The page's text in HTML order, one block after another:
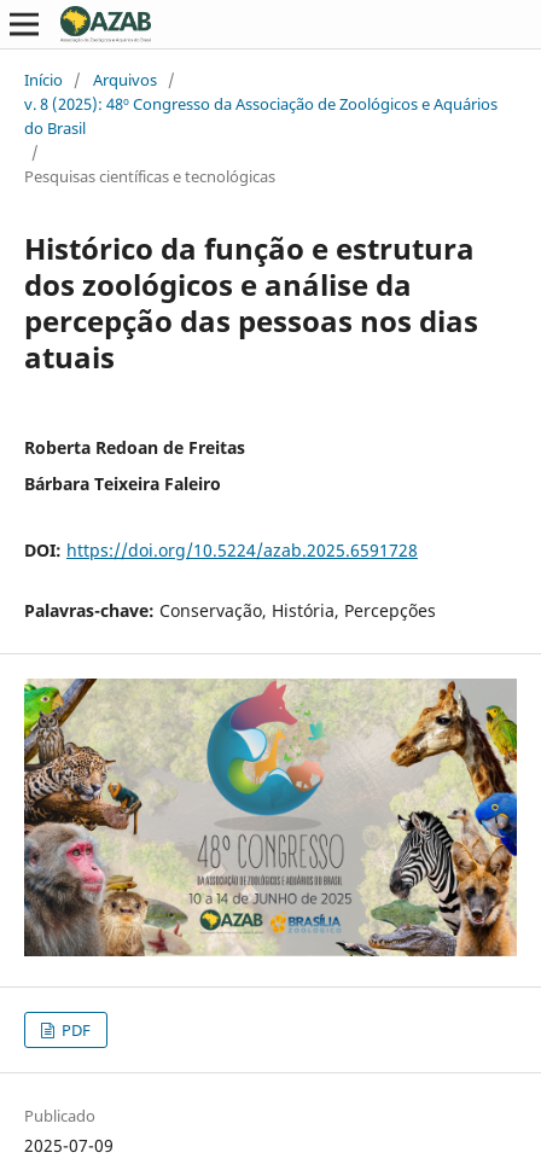
Início / Arquivos /
v. 8 (2025): 48º Congresso da Associação de Zoológicos e Aquários
do Brasil
/
Pesquisas científicas e tecnológicas
Histórico da função e estrutura
dos zoológicos e análise da
percepção das pessoas nos dias
atuais
Roberta Redoan de Freitas
Bárbara Teixeira Faleiro
DOI: https://doi.org/10.5224/azab.2025.6591728
Palavras-chave: Conservação, História, Percepções
PDF
Publicado
2025-07-09